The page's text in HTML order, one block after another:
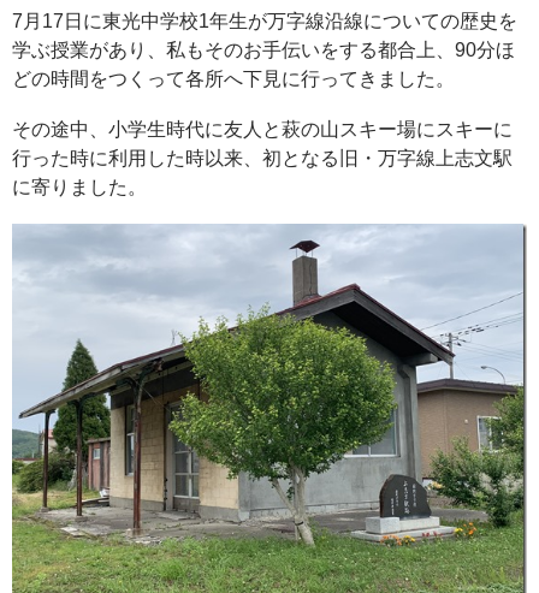
7月17日に東光中学校1年生が万字線沿線についての歴史を
学ぶ授業があり、私もそのお手伝いをする都合上、90分ほ
どの時間をつくって各所へ下見に行ってきました。
その途中、小学生時代に友人と萩の山スキー場にスキーに
行った時に利用した時以来、初となる旧・万字線上志文駅
に寄りました。